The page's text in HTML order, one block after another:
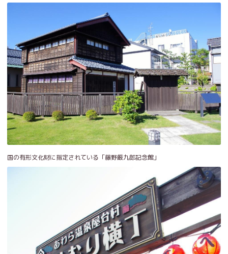
国の有形文化財に指定されている「藤野厳九郎記念館」